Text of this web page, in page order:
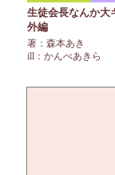
生徒会長なんか大
外編
著：森本あき
ill：かんべあきら